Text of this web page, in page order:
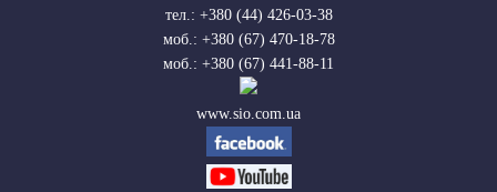
тел.: +380 (44) 426-03-38
моб.: +380 (67) 470-18-78
моб.: +380 (67) 441-88-11
www.sio.com.ua